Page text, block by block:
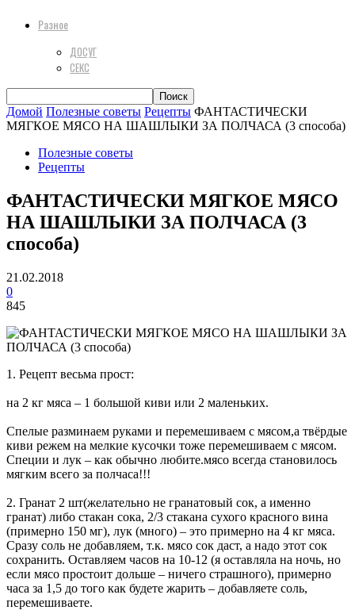
Разное
ДОСУГ
СЕКС
Домой Полезные советы Рецепты ФАНТАСТИЧЕСКИ
МЯГКОЕ МЯСО НА ШАШЛЫКИ ЗА ПОЛЧАСА (3 способа)
Полезные советы
Рецепты
ФАНТАСТИЧЕСКИ МЯГКОЕ МЯСО
НА ШАШЛЫКИ ЗА ПОЛЧАСА (3
способа)
21.02.2018
0
845
1. Рецепт весьма прост:
на 2 кг мяса – 1 большой киви или 2 маленьких.
Спелые разминаем руками и перемешиваем с мясом,а твёрдые
киви режем на мелкие кусочки тоже перемешиваем с мясом.
Специи и лук – как обычно любите.мясо всегда становилось
мягким всего за полчаса!!!
2. Гранат 2 шт(желательно не гранатовый сок, а именно
гранат) либо стакан сока, 2/3 стакана сухого красного вина
(примерно 150 мг), лук (много) – это примерно на 4 кг мяса.
Сразу соль не добавляем, т.к. мясо сок даст, а надо этот сок
сохранить. Оставляем часов на 10-12 (я оставляла на ночь, но
если мясо простоит дольше – ничего страшного), примерно
часа за 1,5 до того как будете жарить – добавляете соль,
перемешиваете.